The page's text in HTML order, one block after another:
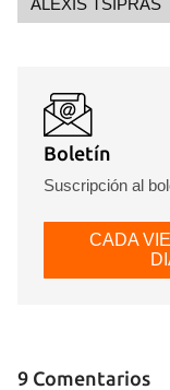
ALEXIS TSIPRAS
Boletín
Suscripción al
CADA
9 Comentarios